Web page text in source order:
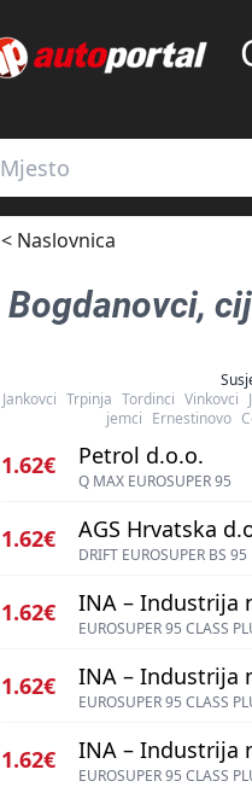
< Naslovnica
Bogdanovci,
Jankovci Trpinja Tordinci Vinkovci
jemci Ernestinovo
1.62€ Petrol d.o.o.
Q MAX EUROSUPER 95
1.62€ AGS Hrvatska
DRIFT EUROSUPER BS 95
1.62€ INA – Industrija
EUROSUPER 95 CLASS
1.62€ INA – Industrija
EUROSUPER 95 CLASS
1.62€ INA – Industrija
EUROSUPER 95 CLASS